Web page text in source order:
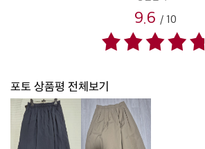
9.6 / 10
포토 상품평 전체보기